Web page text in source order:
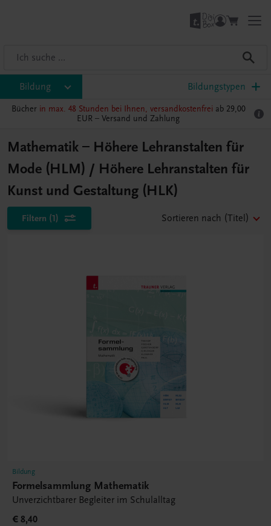
Bildung Bildungstypen
Bücher in max. 48 Stunden bei Ihnen, versandkostenfrei ab 29,00
EUR – Versand und Zahlung
Mathematik – Höhere Lehranstalten für
Mode (HLM) / Höhere Lehranstalten für
Kunst und Gestaltung (HLK)
Filtern (1) Sortieren nach (Titel)
Bildung
Formelsammlung Mathematik
Unverzichtbarer Begleiter im Schulalltag
€ 8,40